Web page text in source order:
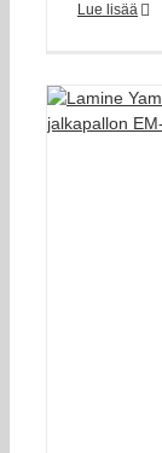
Lue lisää